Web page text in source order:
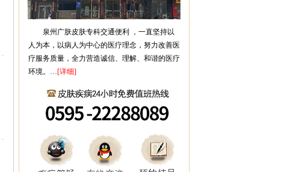
泉州广肤皮肤专科交通便利 ，一直坚持以
人为本，以病人为中心的医疗理念，努力改善医
疗服务质量，全力营造诚信、理解、和谐的医疗
环境。…[详细]